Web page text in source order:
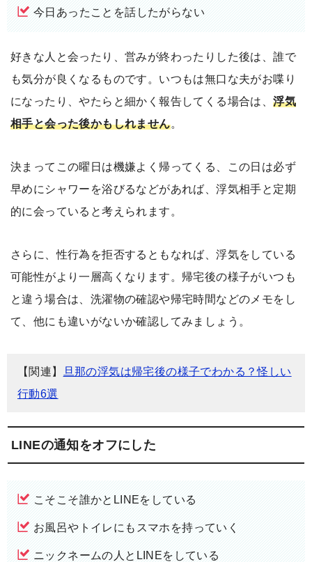
今日あったことを話したがらない
好きな人と会ったり、営みが終わったりした後は、誰で
も気分が良くなるものです。いつもは無口な夫がお喋り
になったり、やたらと細かく報告してくる場合は、浮気
相手と会った後かもしれません。
決まってこの曜日は機嫌よく帰ってくる、この日は必ず
早めにシャワーを浴びるなどがあれば、浮気相手と定期
的に会っていると考えられます。
さらに、性行為を拒否するともなれば、浮気をしている
可能性がより一層高くなります。帰宅後の様子がいつも
と違う場合は、洗濯物の確認や帰宅時間などのメモをし
て、他にも違いがないか確認してみましょう。
【関連】
旦那の浮気は帰宅後の様子でわかる？怪しい
行動6選
LINEの通知をオフにした
こそこそ誰かとLINEをしている
お風呂やトイレにもスマホを持っていく
ニックネームの人とLINEをしている